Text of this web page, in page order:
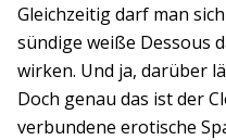
Gleichzeitig darf man
sündige weiße Dessous
wirken. Und ja, darüber
Doch genau das ist der
verbundene erotische